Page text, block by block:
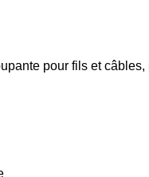
pour fils et câbles,